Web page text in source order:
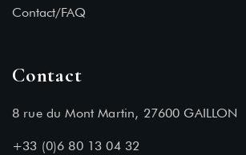
Contact/FAQ
Contact
8 rue du Mont Martin, 27600 GAILLON
+33 (0)6 80 13 04 32